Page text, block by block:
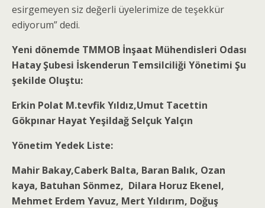
esirgemeyen siz değerli üyelerimize de teşekkür
ediyorum” dedi.
Yeni dönemde TMMOB İnşaat Mühendisleri Odası
Hatay Şubesi İskenderun Temsilciliği Yönetimi Şu
şekilde Oluştu:
Erkin Polat M.tevfik Yıldız,Umut Tacettin
Gökpınar Hayat Yeşildağ Selçuk Yalçın
Yönetim Yedek Liste:
Mahir Bakay,Caberk Balta, Baran Balık, Ozan
kaya, Batuhan Sönmez, Dilara Horuz Ekenel,
Mehmet Erdem Yavuz, Mert Yıldırım, Doğuş